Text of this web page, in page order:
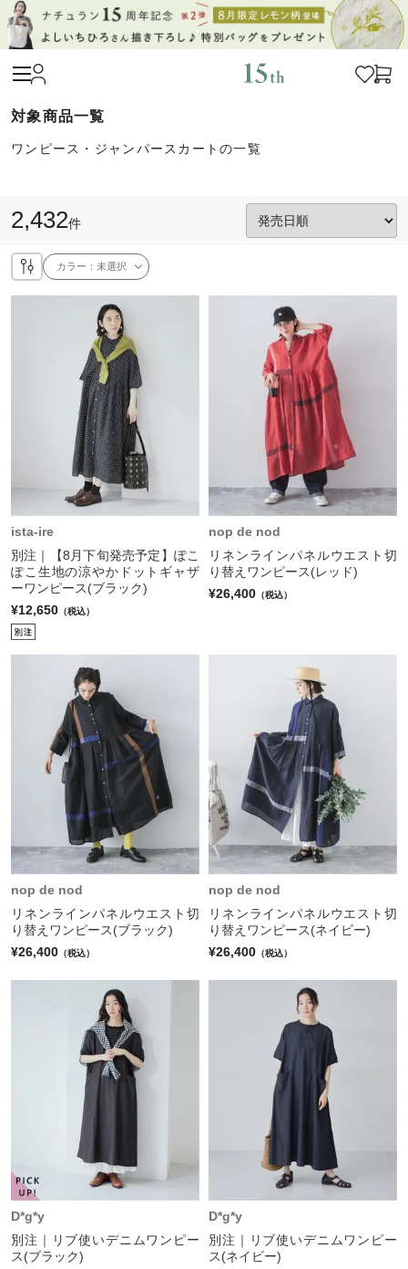
ワンピース・ジャンパースカートの一覧
2,432件
カラー：未選択
ista-ire
別注｜【8月下旬発売予定】ぽこ
ぽこ生地の涼やかドットギャザ
ーワンピース(ブラック)
¥12,650 （税込）
nop de nod
リネンラインパネルウエスト切
り替えワンピース(レッド)
¥26,400 （税込）
nop de nod
リネンラインパネルウエスト切
り替えワンピース(ブラック)
¥26,400 （税込）
nop de nod
リネンラインパネルウエスト切
り替えワンピース(ネイビー)
¥26,400 （税込）
D*g*y
別注｜リブ使いデニムワンピー
ス(ブラック)
D*g*y
別注｜リブ使いデニムワンピー
ス(ネイビー)